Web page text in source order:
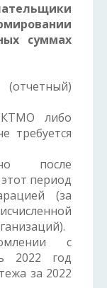
суммах
либо
требуется
после
период
(за
с
2022 год
за 2022